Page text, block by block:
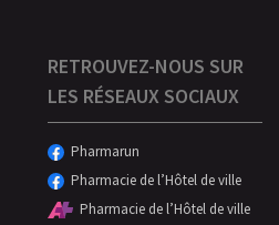
RETROUVEZ-NOUS SUR
LES RÉSEAUX SOCIAUX
Pharmarun
Pharmacie de l’Hôtel de ville
Pharmacie de l’Hôtel de ville